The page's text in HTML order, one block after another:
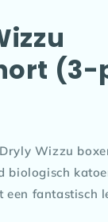
(3-
Wizzu
biologisch
een fantastisch